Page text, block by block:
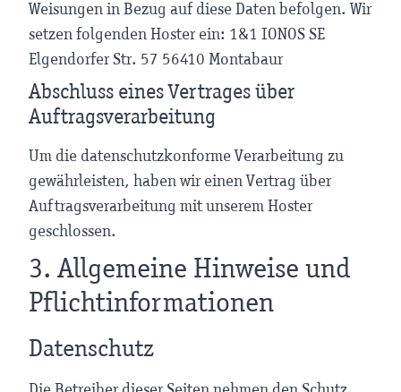
Weisungen in Bezug auf diese Daten befolgen. Wir
setzen folgenden Hoster ein: 1&1 IONOS SE
Elgendorfer Str. 57 56410 Montabaur
Abschluss eines Vertrages über
Auftragsverarbeitung
Um die datenschutzkonforme Verarbeitung zu
gewährleisten, haben wir einen Vertrag über
Auftragsverarbeitung mit unserem Hoster
geschlossen.
3. Allgemeine Hinweise und
Pflicht­informationen
Datenschutz